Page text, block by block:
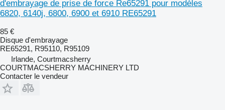
d'embrayage de prise de force Re65291 pour modèles
6820, 6140j, 6800, 6900 et 6910 RE65291
85 €
Disque d'embrayage
RE65291, R95110, R95109
Irlande, Courtmacsherry
COURTMACSHERRY MACHINERY LTD
Contacter le vendeur